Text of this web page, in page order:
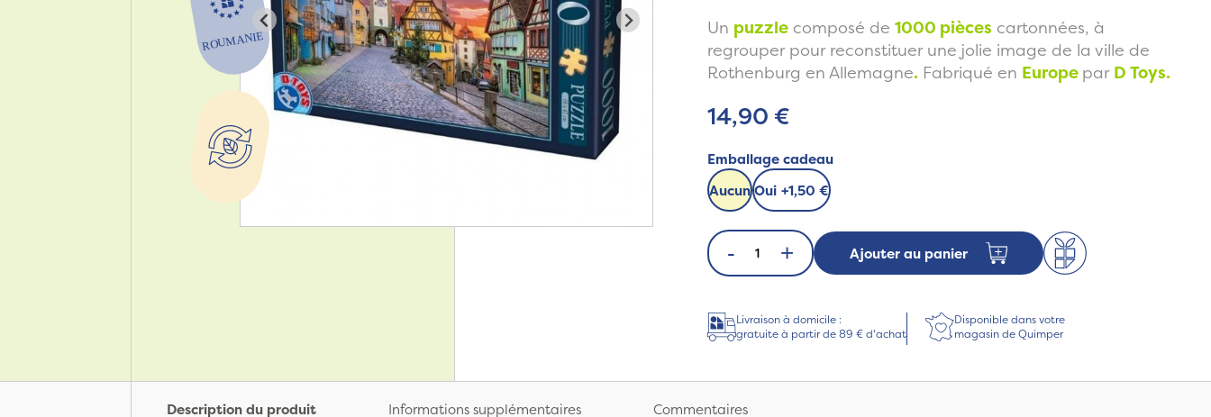
Un puzzlecomposé de 1000 pièces cartonnées, à
regrouper pour reconstituer une jolie image de la ville de
Rothenburg en Allemagne. Fabriqué en Europe par D Toys.
14,90 €
Emballage cadeau
AucunOui +1,50 €
- + Ajouter au panier
Livraison à domicile :
gratuite à partir de 89 € d'achat
Disponible dans votre
magasin de Quimper
Description du produit Informations supplémentaires Commentaires